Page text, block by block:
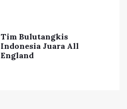
Tim Bulutangkis
Indonesia Juara All
England